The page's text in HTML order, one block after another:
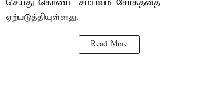
செய்து கொண்ட சம்பவம் சோகத்தை
ஏற்படுத்தியுள்ளது.
Read More